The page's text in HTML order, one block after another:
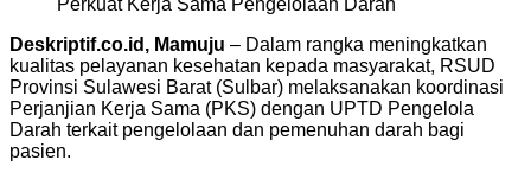
Deskriptif.co.id, Mamuju – Dalam rangka meningkatkan
kualitas pelayanan kesehatan kepada masyarakat, RSUD
Provinsi Sulawesi Barat (Sulbar) melaksanakan koordinasi
Perjanjian Kerja Sama (PKS) dengan UPTD Pengelola
Darah terkait pengelolaan dan pemenuhan darah bagi
pasien.